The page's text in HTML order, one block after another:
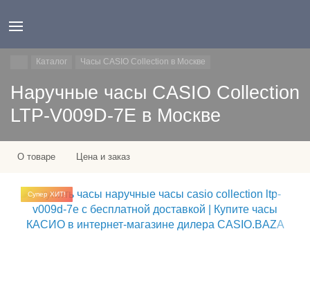
Каталог Часы CASIO Collection в Москве
Наручные часы CASIO Collection
LTP-V009D-7E в Москве
О товаре Цена и заказ
Супер ХИТ!